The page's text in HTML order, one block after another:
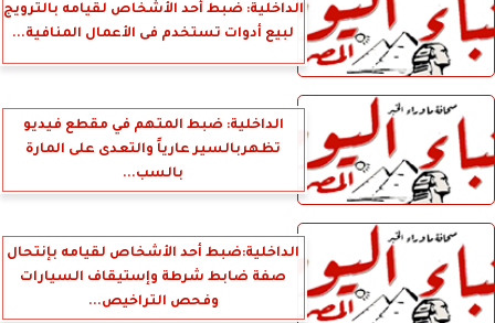
الداخلية: ضبط أحد الأشخاص لقيامه بالترويج
لبيع أدوات تستخدم فى الأعمال المنافية...
الداخلية: ضبط المتهم في مقطع فيديو
تظهربالسير عارياً والتعدى على المارة
بالسب...
الداخلية:ضبط أحد الأشخاص لقيامه بإنتحال
صفة ضابط شرطة وإستيقاف السيارات
وفحص التراخيص...